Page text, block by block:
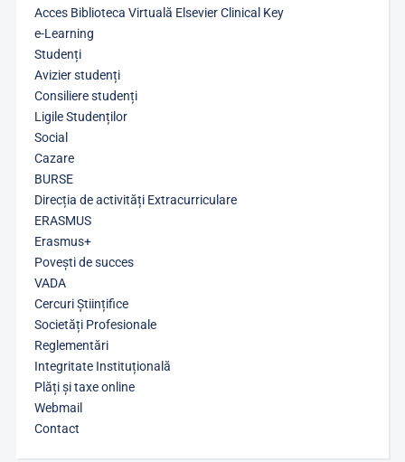
Acces Biblioteca Virtuală Elsevier Clinical Key
e-Learning
Studenți
Avizier studenți
Consiliere studenți
Ligile Studenților
Social
Cazare
BURSE
Direcția de activități Extracurriculare
ERASMUS
Erasmus+
Povești de succes
VADA
Cercuri Științifice
Societăți Profesionale
Reglementări
Integritate Instituțională
Plăți și taxe online
Webmail
Contact